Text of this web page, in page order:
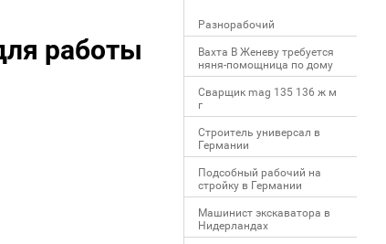
работы
Разнорабочий
Вахта В Женеву требуется
няня-помощница по дому
Сварщик mag 135 136 ж м
г
Строитель универсал в
Германии
Подсобный рабочий на
стройку в Германии
Машинист экскаватора в
Нидерландах